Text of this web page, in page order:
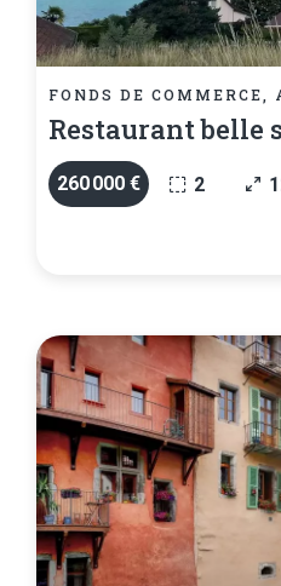
FONDS DE COMMERCE,
Restaurant belle
260 000 € 2